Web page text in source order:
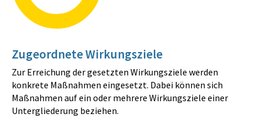
Zugeordnete Wirkungsziele
Zur Erreichung der gesetzten Wirkungsziele werden
konkrete Maßnahmen eingesetzt. Dabei können sich
Maßnahmen auf ein oder mehrere Wirkungsziele einer
Untergliederung beziehen.